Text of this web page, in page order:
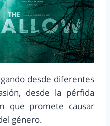
desde diferentes
desde la pérfida
que promete causar
género.